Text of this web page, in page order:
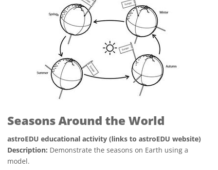
Seasons Around the World
astroEDU educational activity (links to astroEDU website)
Description: Demonstrate the seasons on Earth using a
model.